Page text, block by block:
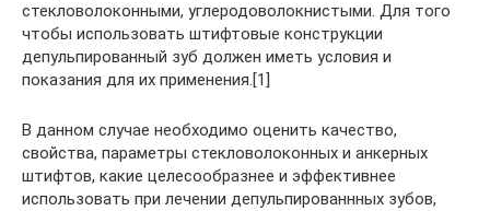
стекловолоконными, углеродоволокнистыми. Для того
чтобы использовать штифтовые конструкции
депульпированный зуб должен иметь условия и
показания для их применения.[1]
В данном случае необходимо оценить качество,
свойства, параметры стекловолоконных и анкерных
штифтов, какие целесообразнее и эффективнее
использовать при лечении депульпированнных зубов,